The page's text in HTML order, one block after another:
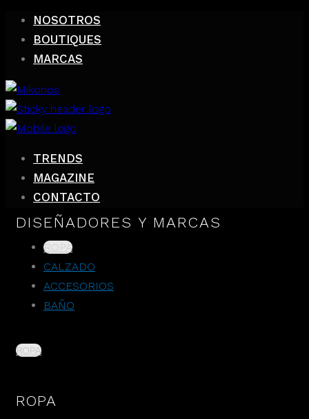
NOSOTROS
BOUTIQUES
MARCAS
TRENDS
MAGAZINE
CONTACTO
DISEÑADORES Y MARCAS
ROPA
CALZADO
ACCESORIOS
BAÑO
ROPA
ROPA